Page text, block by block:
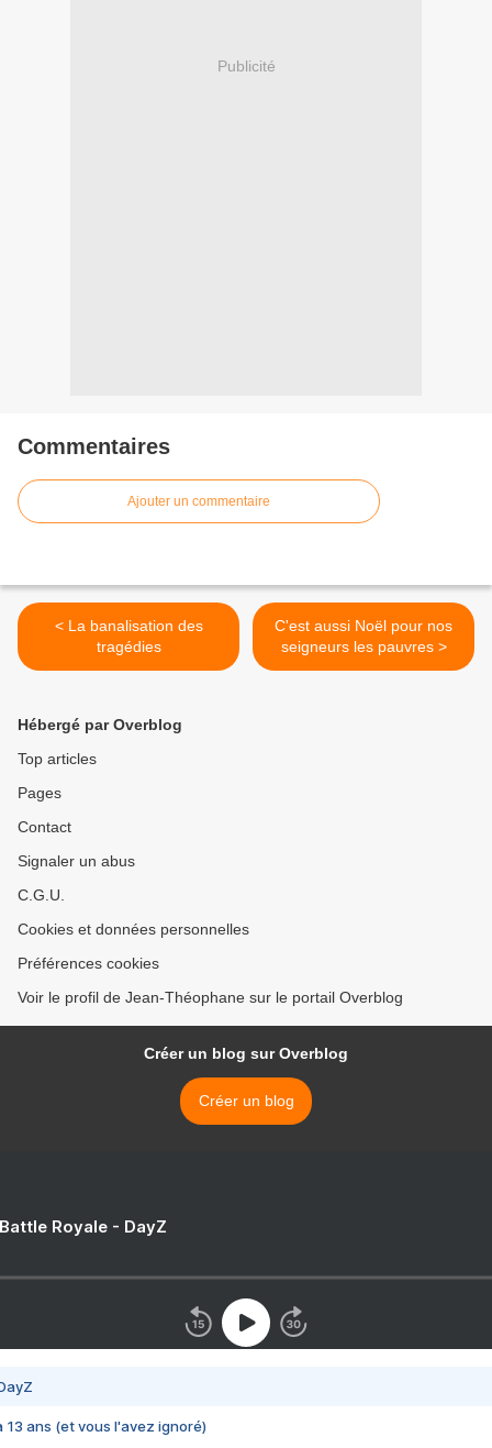
Publicité
Commentaires
Ajouter un commentaire
< La banalisation des
tragédies
C'est aussi Noël pour nos
seigneurs les pauvres >
Hébergé par Overblog
Top articles
Pages
Contact
Signaler un abus
C.G.U.
Cookies et données personnelles
Préférences cookies
Voir le profil de Jean-Théophane sur le portail Overblog
Créer un blog sur Overblog
Créer un blog
Royale - DayZ
13 ans (et vous l'avez ignoré)